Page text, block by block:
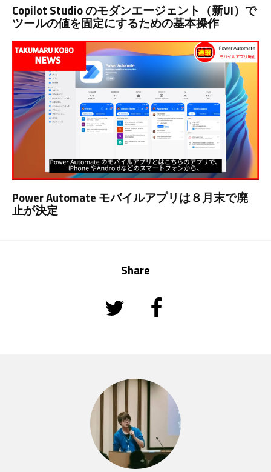
Copilot Studio のモダンエージェント（新UI）で
ツールの値を固定にするための基本操作
Power Automate モバイルアプリは８月末で廃
止が決定
Share